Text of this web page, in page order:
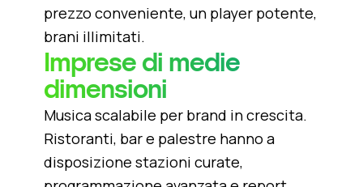
prezzo conveniente, un player potente,
brani illimitati.
Imprese di medie
dimensioni
Musica scalabile per brand in crescita.
Ristoranti, bar e palestre hanno a
disposizione stazioni curate,